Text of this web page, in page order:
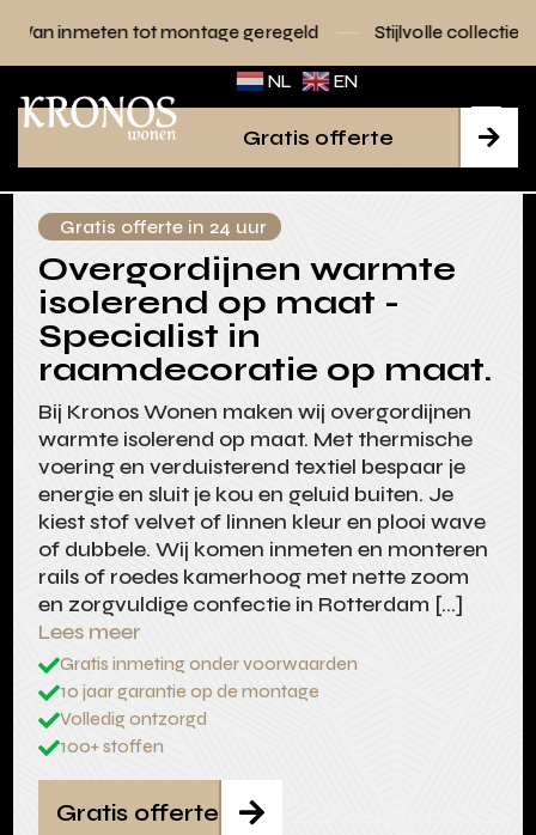
montage geregeld Stijlvolle collecties voor elk interieur
NL EN

Gratis offerte
Gratis offerte in 24 uur
Overgordijnen warmte
isolerend op maat -
Specialist in
raamdecoratie op maat.
Bij Kronos Wonen maken wij overgordijnen
warmte isolerend op maat. Met thermische
voering en verduisterend textiel bespaar je
energie en sluit je kou en geluid buiten. Je
kiest stof velvet of linnen kleur en plooi wave
of dubbele. Wij komen inmeten en monteren
rails of roedes kamerhoog met nette zoom
en zorgvuldige confectie in Rotterdam […]
Lees meer
Gratis inmeting onder voorwaarden
10 jaar garantie op de montage
Volledig ontzorgd
100+ stoffen

Gratis offerte